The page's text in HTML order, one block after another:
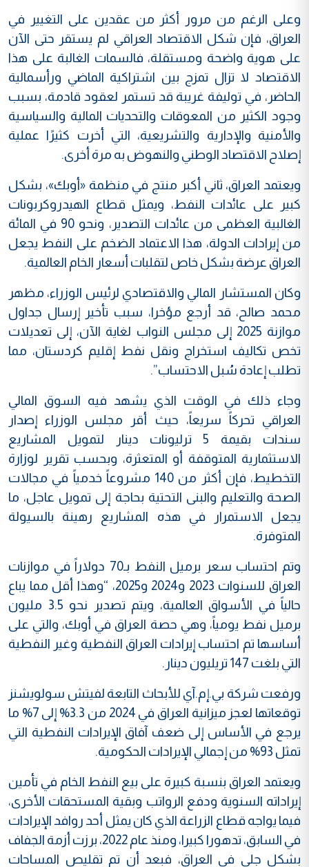
وعلى الرغم من مرور أكثر من عقدين على التغيير في
العراق، فإن شكل الاقتصاد العراقي لم يستقر حتى الآن
على هوية واضحة ومستقلة، فالسمات الغالبة على هذا
الاقتصاد لا تزال تمزج بين اشتراكية الماضي ورأسمالية
الحاضر، في توليفة غريبة قد تستمر لعقود قادمة، بسبب
وجود الكثير من المعوقات والتحديات المالية والسياسية
والأمنية والإدارية والتشريعية، التي أخرت كثيرًا عملية
إصلاح الاقتصاد الوطني والنهوض به مرة أخرى.
ويعتمد العراق، ثاني أكبر منتج في منظمة «أوبك»، بشكل
كبير على عائدات النفط، ويمثل قطاع الهيدروكربونات
الغالبية العظمى من عائدات التصدير، ونحو 90 في المائة
من إيرادات الدولة، هذا الاعتماد الضخم على النفط يجعل
العراق عرضة بشكل خاص لتقلبات أسعار الخام العالمية.
وكان المستشار المالي والاقتصادي لرئيس الوزراء، مظهر
محمد صالح، قد أرجع مؤخرا، سبب تأخير إرسال جداول
موازنة 2025 إلى مجلس النواب لغاية الآن، إلى تعديلات
تخص تكاليف استخراج ونقل نفط إقليم كردستان، مما
تطلب إعادة سُبل الاحتساب”.
وجاء ذلك في الوقت الذي يشهد فيه السوق المالي
العراقي تحركاً سريعاً، حيث أقر مجلس الوزراء إصدار
سندات بقيمة 5 ترليونات دينار لتمويل المشاريع
الاستثمارية المتوقفة أو المتعثرة، وبحسب تقرير لوزارة
التخطيط، فإن أكثر من 140 مشروعاً خدمياً في مجالات
الصحة والتعليم والبنى التحتية بحاجة إلى تمويل عاجل، ما
يجعل الاستمرار في هذه المشاريع رهينة بالسيولة
المتوفرة.
وتم احتساب سعر برميل النفط بـ70 دولاراً في موازنات
العراق للسنوات 2023 و2024 و2025، “وهذا أقل مما يباع
حالياً في الأسواق العالمية، ويتم تصدير نحو 3.5 مليون
برميل نفط يومياً، وهي حصة العراق في أوبك، والتي على
أساسها تم احتساب إيرادات العراق النفطية وغير النفطية
التي بلغت 147 تريليون دينار.
ورفعت شركة بي.إم.آي للأبحاث التابعة لفيتش سولويشنز
توقعاتها لعجز ميزانية العراق في 2024 من 3.3% إلى 7% ما
يرجع في الأساس إلى ضعف آفاق الإيرادات النفطية التي
تمثل 93% من إجمالي الإيرادات الحكومية.
ويعتمد العراق بنسبة كبيرة على بيع النفط الخام في تأمين
إيراداته السنوية ودفع الرواتب وبقية المستحقات الأخرى،
فيما يواجه قطاع الزراعة الذي كان يمثل أحد روافد الإيرادات
في السابق، تدهورا كبيرا، ومنذ عام 2022، برزت أزمة الجفاف
بشكل جلي في العراق، فبعد أن تم تقليص المساحات